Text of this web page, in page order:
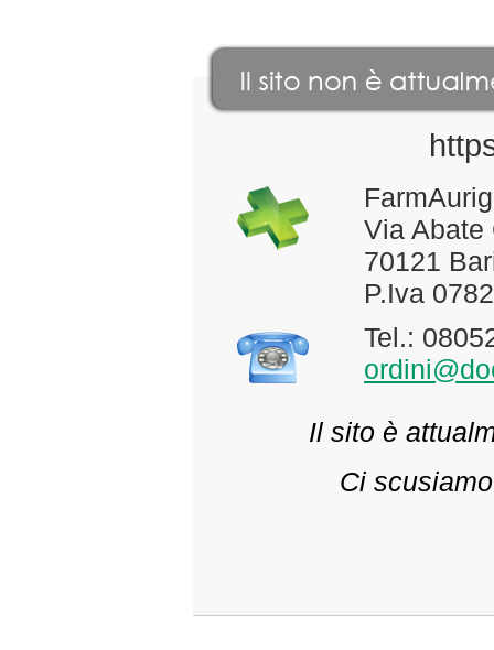
Via Abate
70121
P.Iva
Tel.:
Il sito è
Ci